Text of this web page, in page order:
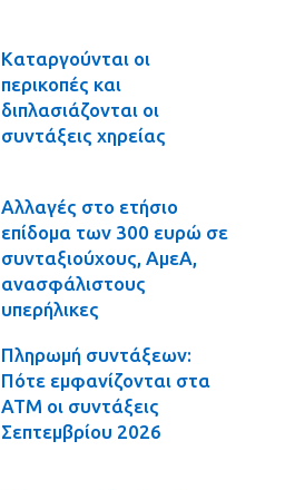
Καταργούνται οι
περικοπές και
διπλασιάζονται οι
συντάξεις χηρείας
Αλλαγές στο ετήσιο
επίδομα των 300 ευρώ σε
συνταξιούχους, ΑμεΑ,
ανασφάλιστους
υπερήλικες
Πληρωμή συντάξεων:
Πότε εμφανίζονται στα
ΑΤΜ οι συντάξεις
Σεπτεμβρίου 2026